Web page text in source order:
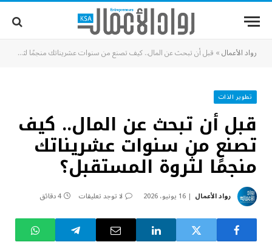
رواد الأعمال» قبل أن تبحث عن المال.. كيف تصنع من سنوات عشريناتك منجمًا لثروة المستقبل؟
تطوير الذات
قبل أن تبحث عن المال.. كيف
تصنع من سنوات عشريناتك
منجمًا لثروة المستقبل؟
رواد الأعمال 16 يونيو، 2026 لا توجد تعليقات 4 دقائق